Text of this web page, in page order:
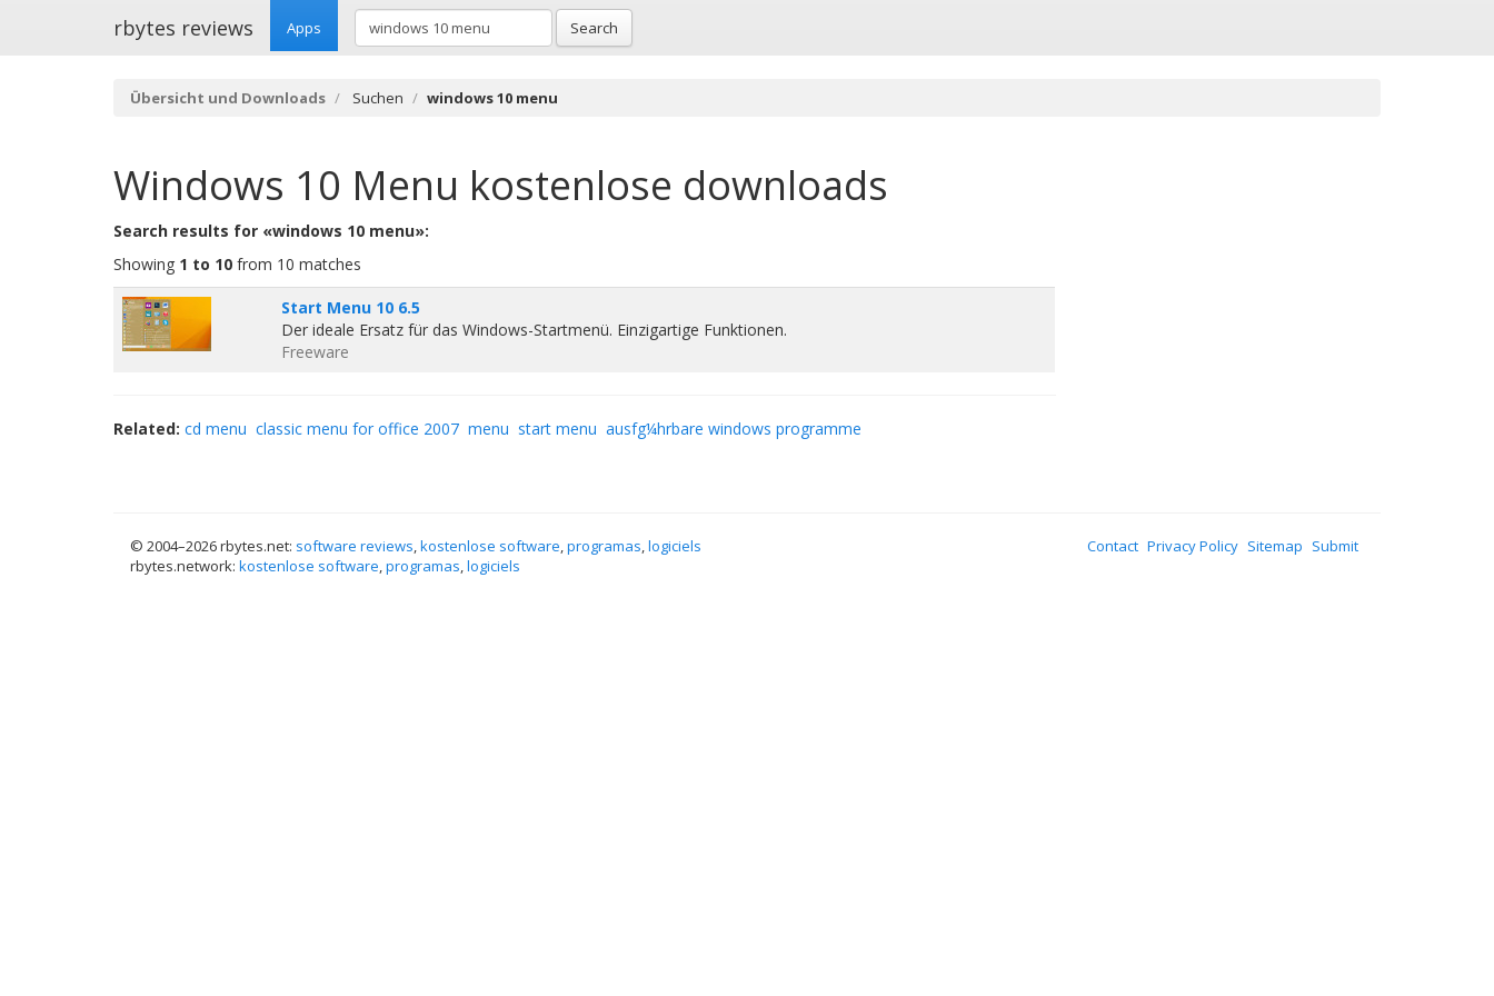
rbytes reviews Apps Search
Übersicht und Downloads Suchen windows 10 menu
Windows 10 Menu kostenlose downloads
Search results for «windows 10 menu»:
Showing 1 to 10 from 10 matches
Start Menu 10 6.5
Der ideale Ersatz für das Windows-Startmenü. Einzigartige Funktionen.
Freeware
Related: cd menu classic menu for office 2007 menu start menu ausfg¼hrbare windows programme
© 2004–2026 rbytes.net: software reviews,kostenlose software,programas,logiciels
rbytes.network: kostenlose software,programas,logiciels
Contact Privacy Policy Sitemap Submit